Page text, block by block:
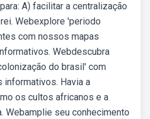
A) facilitar a centralização
Webexplore 'periodo
com nossos mapas
Webdescubra
do brasil' com
Havia a
os cultos africanos e a
Webamplie seu conhecimento